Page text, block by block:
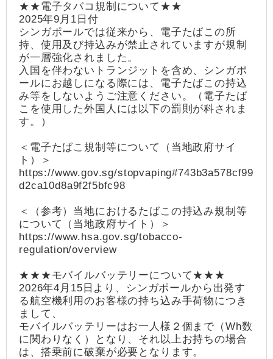
★★電子タバコ規制について★★
2025年9月1日付
シンガポールでは従来から、電子たばこの所
持、使用及び持込みが禁止されていますが規制
が一層強化されました。
入国を伴わないトランジットを含め、シンガポ
ールにお越しになる際には、電子たばこの持込
み等をしないようご注意ください。（電子たば
こを使用した外国人には以下の罰則が科されま
す。）
＜電子たばこ規制等について（当地政府サイ
ト）＞
https://www.gov.sg/stopvaping#743b3a578cf99
d2ca10d8a9f2f5bfc98
＜（参考）当地におけるたばこの持込み規制等
について（当地政府サイト）＞
https://www.hsa.gov.sg/tobacco-
regulation/overview
★★★モバイルバッテリーについて★★★
2026年4月15日より、シンガポールから出発す
る航空機利用のお客様の持ち込み手荷物につき
まして、
モバイルバッテリーはお一人様２個まで（Wh数
に関わりなく）となり、それ以上お持ちの場合
は、搭乗前に破棄が必要となります。